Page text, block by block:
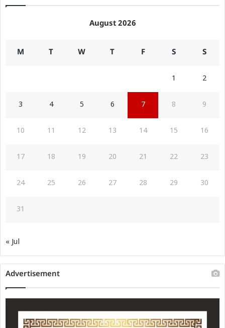
August 2026
M T W T F S S
1 2
3 4 5 6 7 8 9
10 11 12 13 14 15 16
17 18 19 20 21 22 23
24 25 26 27 28 29 30
31
« Jul
Advertisement